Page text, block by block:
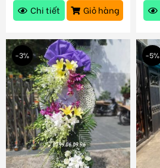
Chi tiết
Giỏ hàng
-3% -5%